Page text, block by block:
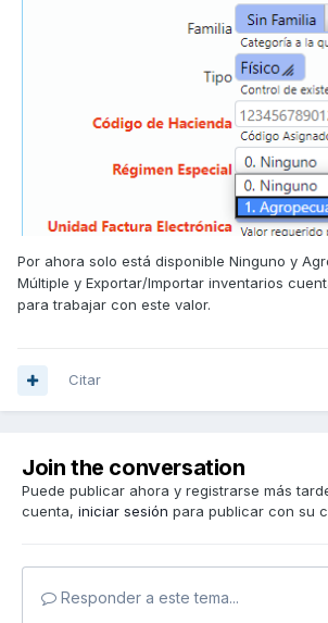
Por ahora solo está disponible Ninguno y
Múltiple y Exportar/Importar inventarios
para trabajar con este valor.
Citar
Join the conversation
Puede publicar ahora y registrarse más
cuenta, iniciar sesión para publicar con su
Responder a este tema...